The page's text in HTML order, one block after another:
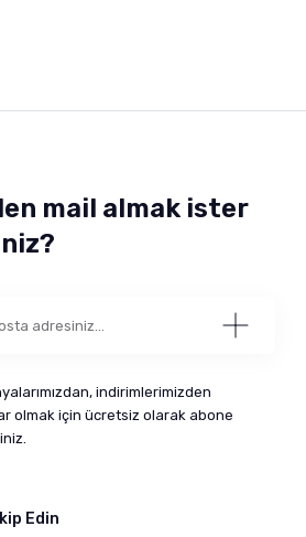
mail almak ister
indirimlerimizden
olmak için ücretsiz olarak abone
Edin